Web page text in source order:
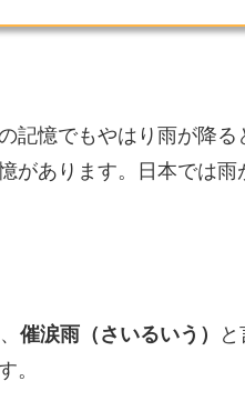
記憶でもやはり雨が降る
があります。日本では雨
催涙雨（さいるいう）
。